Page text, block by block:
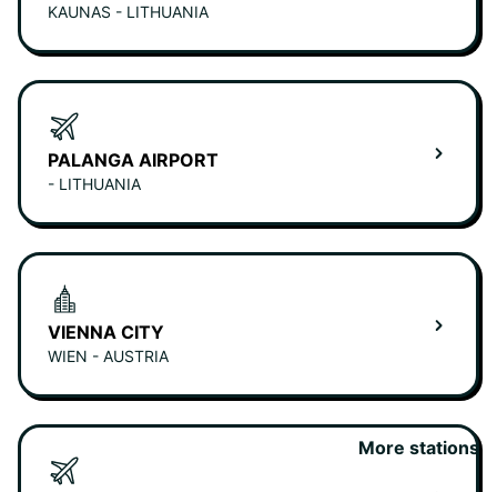
KAUNAS - LITHUANIA
PALANGA AIRPORT
- LITHUANIA
VIENNA CITY
WIEN - AUSTRIA
More stations